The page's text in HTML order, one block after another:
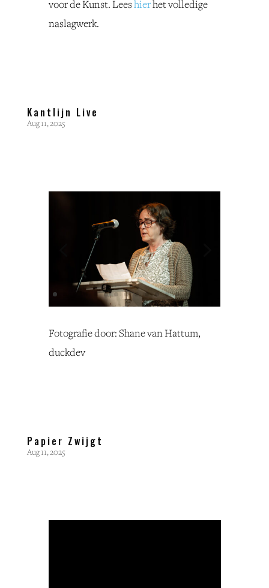
voor de Kunst. Leeshierhet volledige
naslagwerk.
Kantlijn Live
Aug 11, 2025
Fotografie door: Shane van Hattum,
duckdev
Papier Zwijgt
Aug 11, 2025